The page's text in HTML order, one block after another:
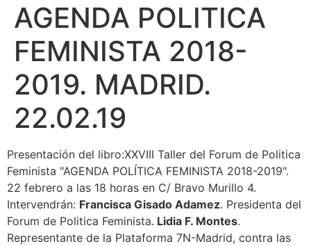
AGENDA POLITICA
FEMINISTA 2018-
2019. MADRID.
22.02.19
Presentación del libro:XXVIII Taller del Forum de Politica
Feminista "AGENDA POLÍTICA FEMINISTA 2018-2019".
22 febrero a las 18 horas en C/ Bravo Murillo 4.
Intervendrán: Francisca Gisado Adamez. Presidenta del
Forum de Politica Feminista. Lidia F. Montes.
Representante de la Plataforma 7N-Madrid, contra las